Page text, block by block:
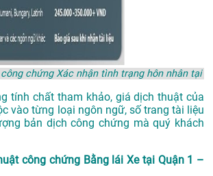
chứng Xác nhận tình trạng hôn nhân tại
tính chất tham khảo, giá dịch thuật của
vào từng loại ngôn ngữ, số trang tài liệu
bản dịch công chứng mà quý khách
công chứng Bằng lái Xe tại Quận 1 –